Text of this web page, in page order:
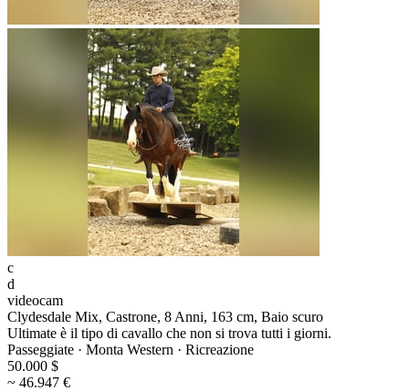
c
d
videocam
Clydesdale Mix, Castrone, 8 Anni, 163 cm, Baio scuro
Ultimate è il tipo di cavallo che non si trova tutti i giorni.
Passeggiate · Monta Western · Ricreazione
50.000 $
~ 46.947 €